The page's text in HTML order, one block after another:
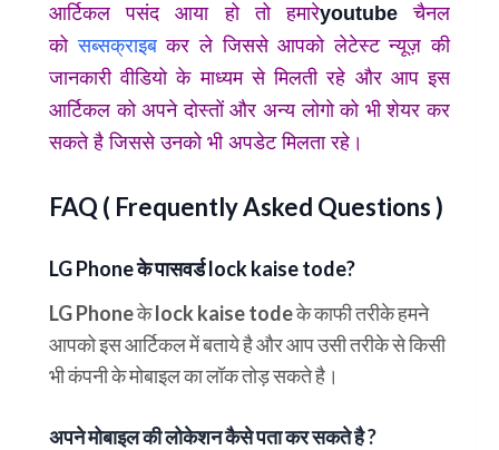
आर्टिकल पसंद आया हो तो हमारेyoutubeचैनल
कोसब्सक्राइबकर ले जिससे आपको लेटेस्ट न्यूज़ की
जानकारी वीडियो के माध्यम से मिलती रहे और आप इस
आर्टिकल को अपने दोस्तों और अन्य लोगो को भी शेयर कर
सकते है जिससे उनको भी अपडेट मिलता रहे।
FAQ ( Frequently Asked Questions )
LG Phone के पासवर्ड lock kaise tode?
LG Phone के lock kaise tode के काफी तरीके हमने
आपको इस आर्टिकल में बताये है और आप उसी तरीके से किसी
भी कंपनी के मोबाइल का लॉक तोड़ सकते है।
अपने मोबाइल की लोकेशन कैसे पता कर सकते है ?